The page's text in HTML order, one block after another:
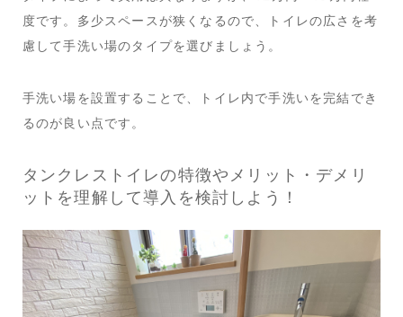
度です。多少スペースが狭くなるので、トイレの広さを考
慮して手洗い場のタイプを選びましょう。
手洗い場を設置することで、トイレ内で手洗いを完結でき
るのが良い点です。
タンクレストイレの特徴やメリット・デメリ
ットを理解して導入を検討しよう！